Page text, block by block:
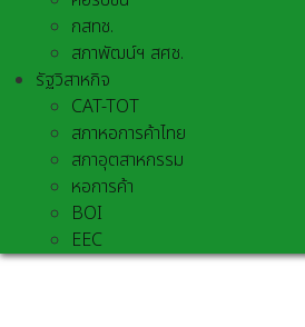
กสทช.
สภาพัฒน์ฯ สศช.
รัฐวิสาหกิจ
CAT-TOT
สภาหอการค้าไทย
สภาอุตสาหกรรม
หอการค้า
BOI
EEC